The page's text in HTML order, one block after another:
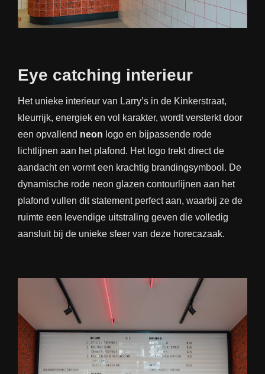
Eye catching interieur
Het unieke interieur van Larry’s in de Kinkerstraat,
kleurrijk, energiek en vol karakter, wordt versterkt door
een opvallend neon logo en bijpassende rode
lichtlijnen aan het plafond. Het logo trekt direct de
aandacht en vormt een krachtig brandingsymbool. De
dynamische rode neon glazen contourlijnen aan het
plafond vullen dit statement perfect aan, waarbij ze de
ruimte een levendige uitstraling geven die volledig
aansluit bij de unieke sfeer van deze horecazaak.